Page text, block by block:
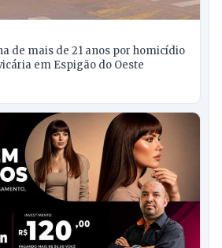
de mais de 21 anos por homicídio
em Espigão do Oeste